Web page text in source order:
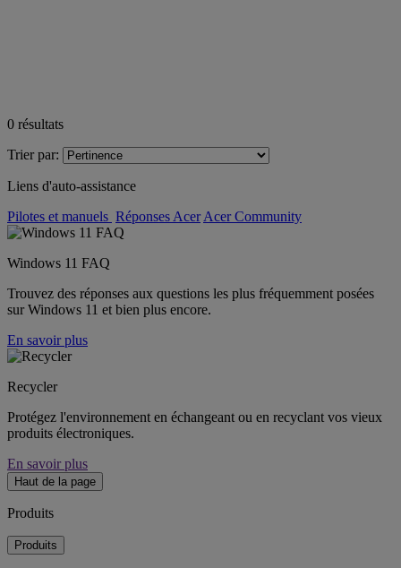
0 résultats
Trier par:
Liens d'auto-assistance
Pilotes et manuels Réponses Acer Acer Community
Windows 11 FAQ
Trouvez des réponses aux questions les plus fréquemment posées
sur Windows 11 et bien plus encore.
En savoir plus
Recycler
Protégez l'environnement en échangeant ou en recyclant vos vieux
produits électroniques.
En savoir plus
Haut de la page
Produits
Produits